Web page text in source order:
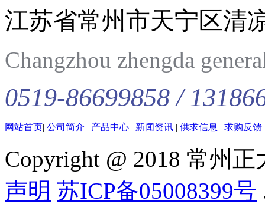
江苏省常州市天宁区清
Changzhou zhengda
0519-86699858 /
网站首页| 公司简介 | 产品中心 | 新闻资讯 | 供求信息 | 求购反馈
Copyright @ 2018 常州
声明 苏ICP备05008399号